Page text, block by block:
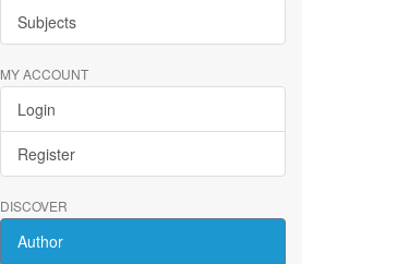
Subjects
MY ACCOUNT
Login
Register
DISCOVER
Author